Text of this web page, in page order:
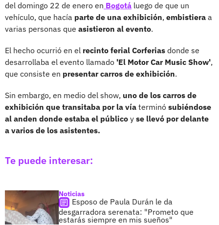
del domingo 22 de enero en Bogotá luego de que un
vehículo, que hacía parte de una exhibición, embistiera a
varias personas que asistieron al evento.
El hecho ocurrió en el recinto ferial Corferias donde se
desarrollaba el evento llamado 'El Motor Car Music Show',
que consiste en presentar carros de exhibición.
Sin embargo, en medio del show, uno de los carros de
exhibición que transitaba por la vía terminó subiéndose
al anden donde estaba el público y se llevó por delante
a varios de los asistentes.
Te puede interesar:
Noticias
Esposo de Paula Durán le da
desgarradora serenata: "Prometo que
estarás siempre en mis sueños"